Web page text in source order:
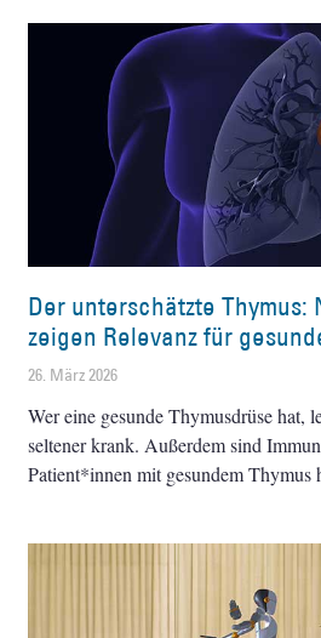
Der unterschätzte Thymus:
zeigen Relevanz für
26. März 2026
Wer eine gesunde Thymusdrüse hat,
seltener krank. Außerdem sind
Patient*innen mit gesundem Thymus